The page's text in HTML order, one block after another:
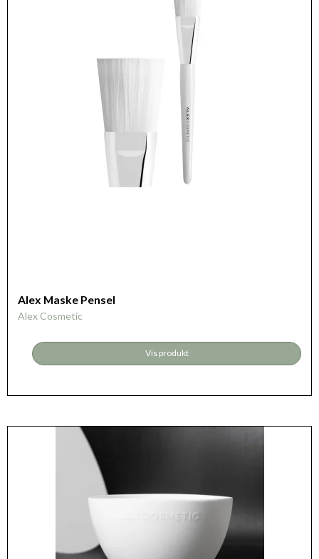
Alex Maske Pensel
Alex Cosmetic
Vis produkt